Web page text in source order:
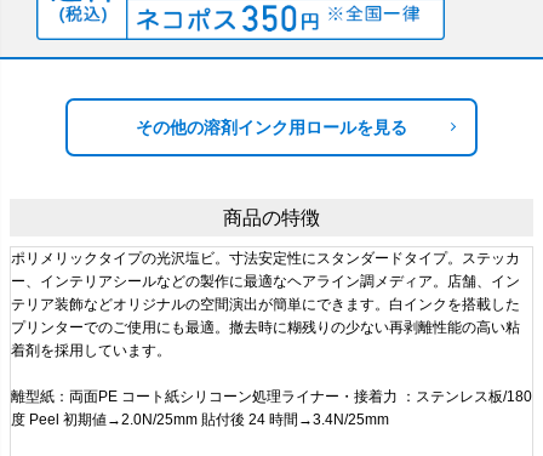
その他の溶剤インク用ロールを見る
商品の特徴
ポリメリックタイプの光沢塩ビ。寸法安定性にスタンダードタイプ。ステッカ
ー、インテリアシールなどの製作に最適なヘアライン調メディア。店舗、イン
テリア装飾などオリジナルの空間演出が簡単にできます。白インクを搭載した
プリンターでのご使用にも最適。撤去時に糊残りの少ない再剥離性能の高い粘
着剤を採用しています。
離型紙：両面PE コート紙シリコーン処理ライナー・接着力 ：ステンレス板/180
度 Peel 初期値→2.0N/25mm 貼付後 24 時間→3.4N/25mm